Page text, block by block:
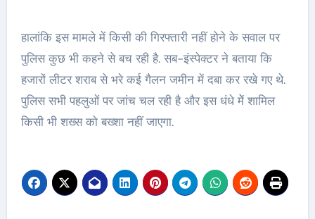
हालांकि इस मामले में किसी की गिरफ्तारी नहीं होने के सवाल पर
पुलिस कुछ भी कहने से बच रही है. सब-इंस्पेक्टर ने बताया कि
हजारों लीटर शराब से भरे कई गैलन जमीन में दबा कर रखे गए थे.
पुलिस सभी पहलुओं पर जांच चल रही है और इस धंधे मेें शामिल
किसी भी शख्स को बख्शा नहीं जाएगा.